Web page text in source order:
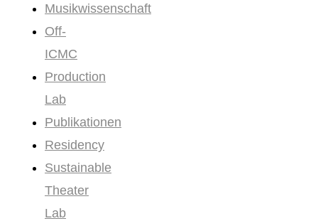
Musikwissenschaft
Off-
ICMC
Production
Lab
Publikationen
Residency
Sustainable
Theater
Lab